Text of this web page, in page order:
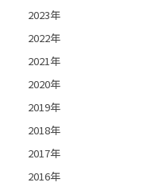
2023年
2022年
2021年
2020年
2019年
2018年
2017年
2016年